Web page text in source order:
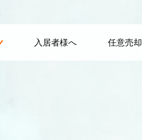
入居者様へ 任意売却